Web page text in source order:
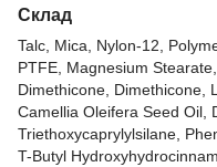
Склад
Talc, Mica, Nylon-12,
PTFE, Magnesium
Dimethicone, Dimethicone,
Camellia Oleifera Seed Oil,
Triethoxycaprylylsilane,
T-Butyl